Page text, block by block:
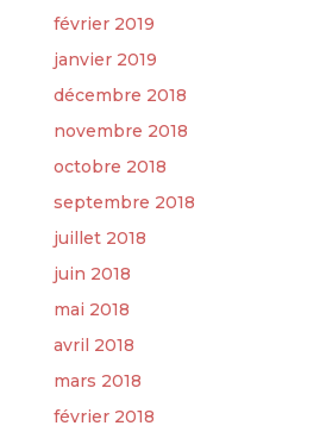
février 2019
janvier 2019
décembre 2018
novembre 2018
octobre 2018
septembre 2018
juillet 2018
juin 2018
mai 2018
avril 2018
mars 2018
février 2018